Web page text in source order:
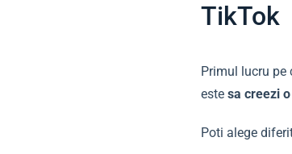
TikTok
Primul lucru pe
este sa creezi
Poti alege